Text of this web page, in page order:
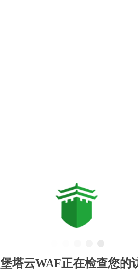
堡塔云WAF正在检查您的